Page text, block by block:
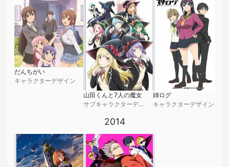
だんちがい
キャラクターデザイン
山田くんと7人の魔女
サブキャラクターデザイン
姉ログ
キャラクターデザイン
2014